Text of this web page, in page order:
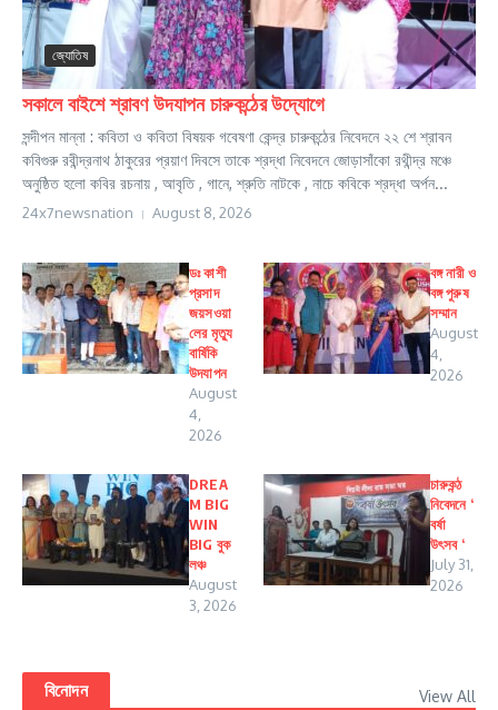
জ্যোতিষ
সকালে বাইশে শ্রাবণ উদযাপন চারুকন্ঠের উদ্যোগে
সন্দীপন মান্না : কবিতা ও কবিতা বিষয়ক গবেষণা কেন্দ্র চারুকন্ঠের নিবেদনে ২২ শে শ্রাবন
কবিগুরু রবীন্দ্রনাথ ঠাকুরের প্রয়াণ দিবসে তাকে শ্রদ্ধা নিবেদনে জোড়াসাঁকো রথীন্দ্র মঞ্চে
অনুষ্ঠিত হলো কবির রচনায় , আবৃতি , গানে, শ্রুতি নাটকে , নাচে কবিকে শ্রদ্ধা অর্পন...
24x7newsnation August 8, 2026
ডঃ কাশী
প্রসাদ
জয়সওয়া
লের মৃত্যু
বার্ষিকি
উদযাপন
August
4,
2026
বঙ্গ নারী ও
বঙ্গ পুরুষ
সম্মান
August
4,
2026
DREA
M BIG
WIN
BIG বুক
লঞ্চ
August
3, 2026
চারুকন্ঠ
নিবেদনে ‘
বর্ষা
উৎসব ‘
July 31,
2026
বিনোদন View All